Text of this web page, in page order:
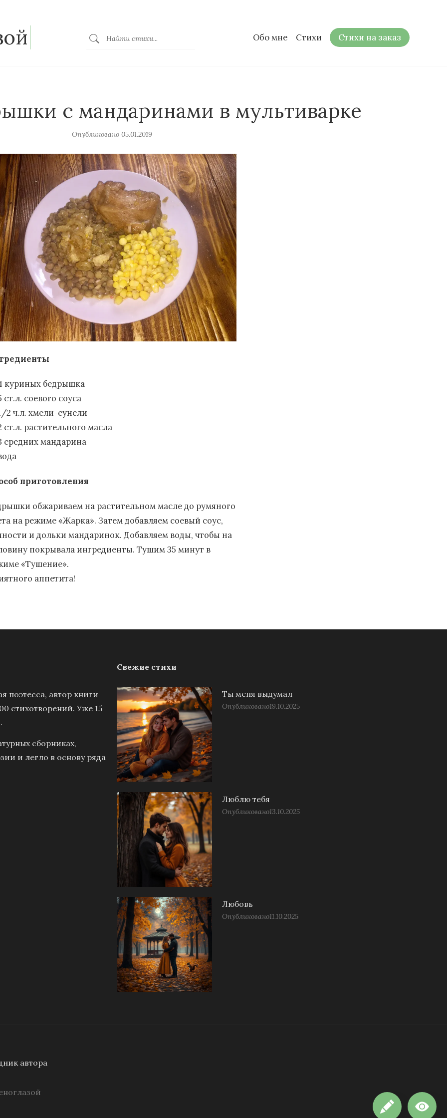
Обо мне Стихи Стихи на заказ
с мандаринами в мультиварке
Опубликовано 05.01.2019
куриных бедрышка
ст.л. соевого соуса
2 ч.л. хмели-сунели
ст.л. растительного масла
средних мандарина
приготовления
обжариваем на растительном масле до румяного
на режиме «Жарка». Затем добавляем соевый соус,
и дольки мандаринок. Добавляем воды, чтобы на
покрывала ингредиенты. Тушим 35 минут в
«Тушение».
аппетита!
поэтесса, автор книги
стихотворений. Уже 15
сборниках,
и легло в основу ряда
Свежие стихи
Ты меня выдумал
Опубликовано19.10.2025
Люблю тебя
Опубликовано13.10.2025
Любовь
Опубликовано11.10.2025
автора